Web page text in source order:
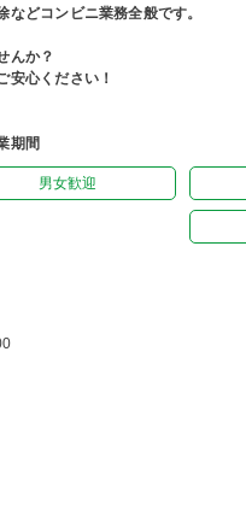
どコンビニ業務全般です。
んか？
安心ください！
期間
男女歓迎